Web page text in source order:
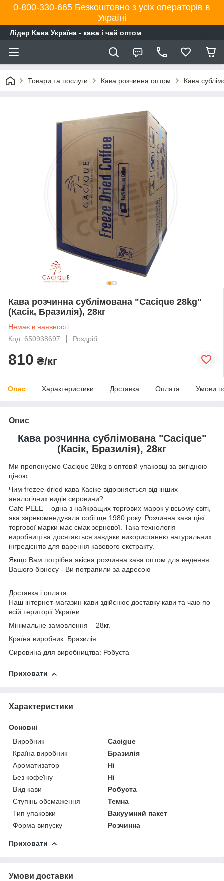
0-800-330-665 Безкоштовно з усіх операторів в
Україні
Лідер Кава Україна - кава і чай оптом
Товари та послуги Кава розчинна оптом Кава
Кава розчинна сублімована "Cacique 28kg"
(Касік, Бразилія), 28кг
Немає в наявності
Код: 650938697
Роздріб
810 ₴/кг
Опис Характеристики Доставка Оплата Умови
Опис
Кава розчиннасублімована "Cacique"
(Касік, Бразилія), 28кг
Ми пропонуємо Cacique 28kg в оптовій упаковці за вигідною
ціною.
Чим frezee-dried кава Касіке відрізняється від інших
аналогічних видів сировини?
Cafe PELE – одна з найкращих торгових марок у всьому світі,
яка зарекомендувала собі ще 1980 року. Розчинна кава цієї
торгової марки має смак зернової. Така технологія
виробництва досягається завдяки використанню натуральних
інгредієнтів для варення кавового екстракту.
Якщо Вам потрібна якісна розчинна кава оптом для ведення
Вашого бізнесу - Ви потрапили за адресою
Доставка і оплата
Наш інтернет-магазин кави здійснює доставку кави та чаю по
всій території України.
Мінімальне замовлення – 28кг.
Країна виробник: Бразилія
Сировина для виробництва: Робуста
Приховати
Характеристики
Основні
Виробник
Cacigue
Країна виробник
Бразилія
Ароматизатор
Ні
Без кофеїну
Ні
Вид кави
Робуста
Ступінь обсмаження
Темна
Тип упаковки
Вакуумний пакет
Форма випуску
Розчинна
Приховати
Умови доставки